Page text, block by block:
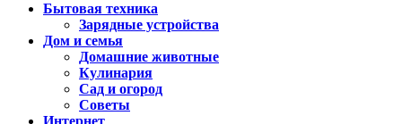
Бытовая техника
Зарядные устройства
Дом и семья
Домашние животные
Кулинария
Сад и огород
Советы
Интернет